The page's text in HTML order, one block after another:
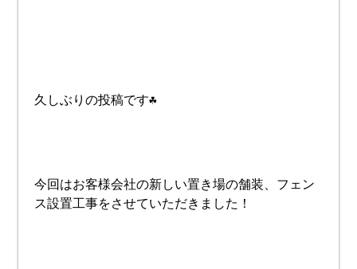
久しぶりの投稿です☘️
今回はお客様会社の新しい置き場の舗装、フェン
ス設置工事をさせていただきました！